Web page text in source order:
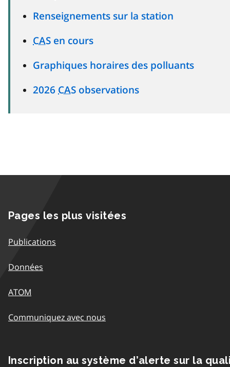
Renseignements sur la station
CAS en cours
Graphiques horaires des polluants
2026 CAS observations
Pages les plus visitées
Publications
Données
ATOM
Communiquez avec nous
Inscription au système d’alerte sur la